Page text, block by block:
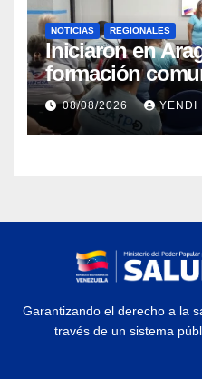
NOTICIAS REGIONALES
Iniciaron en
formación
atención a
discapacidad
08/08/2026 YENDI
Garantizando el derecho a la
través de un sistema